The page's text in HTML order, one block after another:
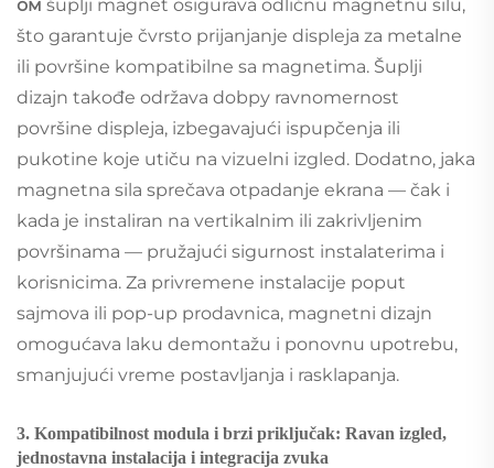
ом šuplji magnet osigurava odličnu magnetnu silu,
što garantuje čvrsto prijanjanje displeja za metalne
ili površine kompatibilne sa magnetima. Šuplji
dizajn takođe održava dobру ravnomernost
površine displeja, izbegavajući ispupčenja ili
pukotine koje utiču na vizuelni izgled. Dodatno, jaka
magnetna sila sprečava otpadanje ekrana — čak i
kada je instaliran na vertikalnim ili zakrivljenim
površinama — pružajući sigurnost instalaterima i
korisnicima. Za privremene instalacije poput
sajmova ili pop-up prodavnica, magnetni dizajn
omogućava laku demontažu i ponovnu upotrebu,
smanjujući vreme postavljanja i rasklapanja.
3. Kompatibilnost modula i brzi priključak: Ravan izgled,
jednostavna instalacija i integracija zvuka